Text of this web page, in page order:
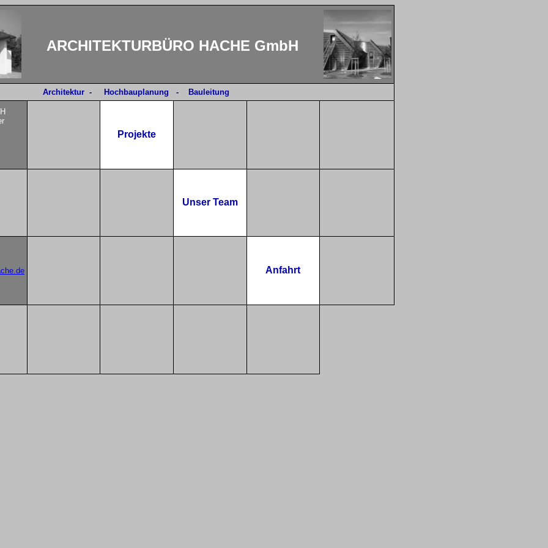
ARCHITEKTURBÜRO HACHE GmbH
Architektur - Hochbauplanung - Bauleitung
Projekte
Unser Team
Anfahrt